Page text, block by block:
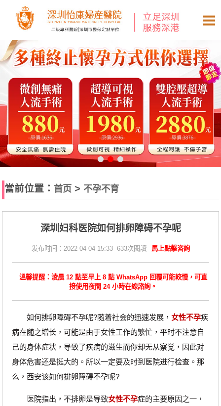
當前位置： 首页 > 不孕不育
深圳妇科医院如何排卵障碍不孕呢
发布时间：2022-04-04 15:33 633次閱讀 馬上點擊咨詢
溫馨提醒：淩晨 12 點至早上 8 點 WhatsApp 回覆可能較慢，可直
接使用夜間 24 小時在線諮詢。
如何排卵障碍不孕呢?随着社会的迅速发展， 女性不孕疾
病在随之增长，可能是由于女性工作的繁忙，平时不注意自
己的身体症状，导致了疾病的滋生而你却无从察觉，因此对
身体危害还是挺大的。所以一定要及时到医院进行检查。那
么，西安该如何排卵障碍不孕呢?
医院指出，不排卵是导致女性不孕症的主要原因之一，